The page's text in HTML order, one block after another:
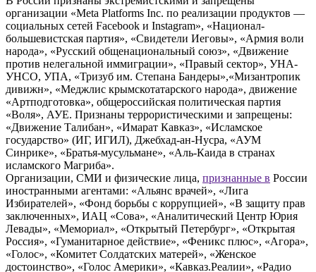
организации «Meta Platforms Inc. по реализации продуктов —
социальных сетей Facebook и Instagram», «Национал-
большевистская партия», «Свидетели Иеговы», «Армия воли
народа», «Русский общенациональный союз», «Движение
против нелегальной иммиграции», «Правый сектор», УНА-
УНСО, УПА, «Тризуб им. Степана Бандеры»,«Мизантропик
дивижн», «Меджлис крымскотатарского народа», движение
«Артподготовка», общероссийская политическая партия
«Воля», АУЕ. Признаны террористическими и запрещены:
«Движение Талибан», «Имарат Кавказ», «Исламское
государство» (ИГ, ИГИЛ), Джебхад-ан-Нусра, «АУМ
Синрике», «Братья-мусульмане», «Аль-Каида в странах
исламского Магриба».
Организации, СМИ и физические лица, признанные в России
иностранными агентами: «Альянс врачей», «Лига
Избирателей», «Фонд борьбы с коррупцией», «В защиту прав
заключенных», ИАЦ «Сова», «Аналитический Центр Юрия
Левады», «Мемориал», «Открытый Петербург», «Открытая
Россия», «Гуманитарное действие», «Феникс плюс», «Агора»,
«Голос», «Комитет Солдатских матерей», «Женское
достоинство», «Голос Америки», «Кавказ.Реалии», «Радио